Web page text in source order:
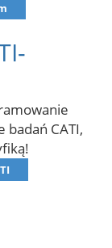
badań CATI,